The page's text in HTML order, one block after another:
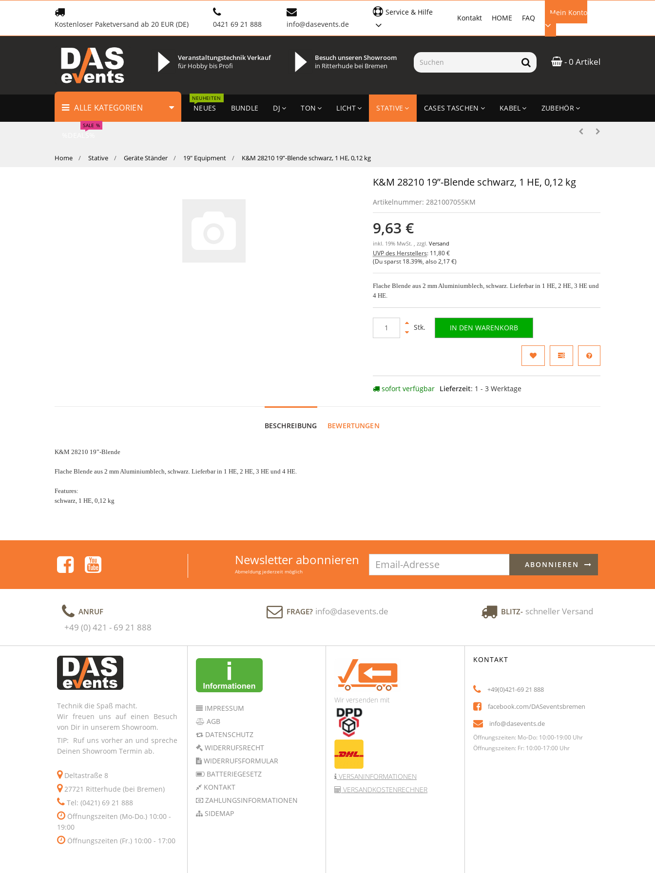
Kostenloser Paketversand ab 20 EUR (DE) 0421 69 21 888 info@dasevents.de
Mein Konto
EMAIL-ADRESSE
ANMELDEN
FAQ
HOME
Kontakt
Service & Hilfe
- 0 Artikel
Veranstaltungstechnik Verkauf
für Hobby bis Profi
Besuch unseren Showroom
in Ritterhude bei Bremen
ALLE KATEGORIEN NEUES
NEUHEITEN
BUNDLE DJ TON LICHT STATIVE CASES TASCHEN KABEL ZUBEHÖR
SALE %
Home Stative Geräte Ständer 19" Equipment K&M 28210 19”-Blende schwarz, 1 HE, 0,12 kg
K&M 28210 19”-Blende schwarz, 1 HE, 0,12 kg
Artikelnummer: 2821007055KM
9,63 €
inkl. 19% MwSt. , zzgl.Versand
UVP des Herstellers: 11,80 €
(Du sparst 18.39% , also 2,17 €)
Flache Blende aus 2 mm Aluminiumblech, schwarz. Lieferbar in 1 HE, 2 HE, 3 HE und
4 HE.
Stk. IN DEN WARENKORB
sofort verfügbar Lieferzeit: 1 - 3 Werktage
BESCHREIBUNG BEWERTUNGEN
K&M 28210 19”-Blende
Flache Blende aus 2 mm Aluminiumblech, schwarz. Lieferbar in 1 HE, 2 HE, 3 HE und 4 HE.
Features:
schwarz, 1 HE, 0,12 kg
Newsletter abonnieren
Abmeldung jederzeit möglich
Adresse
ABONNIEREN
ANRUF
+49 (0) 421 - 69 21 888
FRAGE? info@dasevents.de BLITZ- schneller Versand
Technik die Spaß macht.
Wir freuen uns auf einen Besuch
von Dir in unserem Showroom.
TIP: Ruf uns vorher an und spreche
Deinen Showroom Termin ab.
Deltastraße 8
27721 Ritterhude (bei Bremen)
Tel: (0421) 69 21 888
Öffnungszeiten (Mo-Do.) 10:00 -
19:00
Öffnungszeiten (Fr.) 10:00 - 17:00
IMPRESSUM
AGB
DATENSCHUTZ
WIDERRUFSRECHT
WIDERRUFSFORMULAR
BATTERIEGESETZ
KONTAKT
ZAHLUNGSINFORMATIONEN
SIDEMAP
Wir versenden mit
VERSANINFORMATIONEN
VERSANDKOSTENRECHNER
KONTAKT
+49(0)421-69 21 888
facebook.com/DASeventsbremen
info@dasevents.de
Öffnungszeiten: Mo-Do: 10:00-19:00 Uhr
Öffnungszeiten: Fr: 10:00-17:00 Uhr